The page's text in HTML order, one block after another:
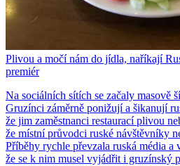
Plivou a močí nám do jídla, naříkají
premiér
Na sociálních sítích se začaly masově
Gruzínci záměrně ponižují a šikanují
že jim zaměstnanci restaurací plivou
že místní průvodci ruské návštěvníky
Příběhy rychle převzala ruská média
že se k nim musel vyjádřit i gruzínský